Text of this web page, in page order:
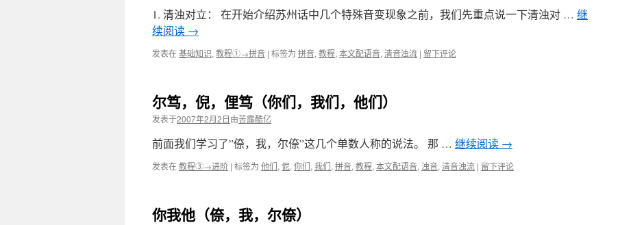
1. 清浊对立： 在开始介绍苏州话中几个特殊音变现象之前，我们先重点说一下清浊对 … 继
续阅读 →
发表在基础知识, 教程①→拼音 | 标签为 拼音, 教程, 本文配语音, 清音浊流 | 留下评论
尔笃，倪，俚笃（你们，我们，他们）
发表于2007年2月2日由苦露酷亿
前面我们学习了”倷，我，尔倷”这几个单数人称的说法。 那 … 继续阅读 →
发表在教程③→进阶 | 标签为 他们, 伲, 你们, 我们, 拼音, 教程, 本文配语音, 浊音, 清音浊流 | 留下评论
你我他（倷，我，尔倷）